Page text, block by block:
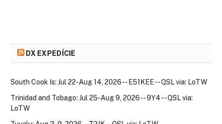
DX EXPEDÍCIE
South Cook Is: Jul 22-Aug 14, 2026 -- E51KEE -- QSL via: LoTW
Trinidad and Tobago: Jul 25-Aug 9, 2026 -- 9Y4 -- QSL via:
LoTW